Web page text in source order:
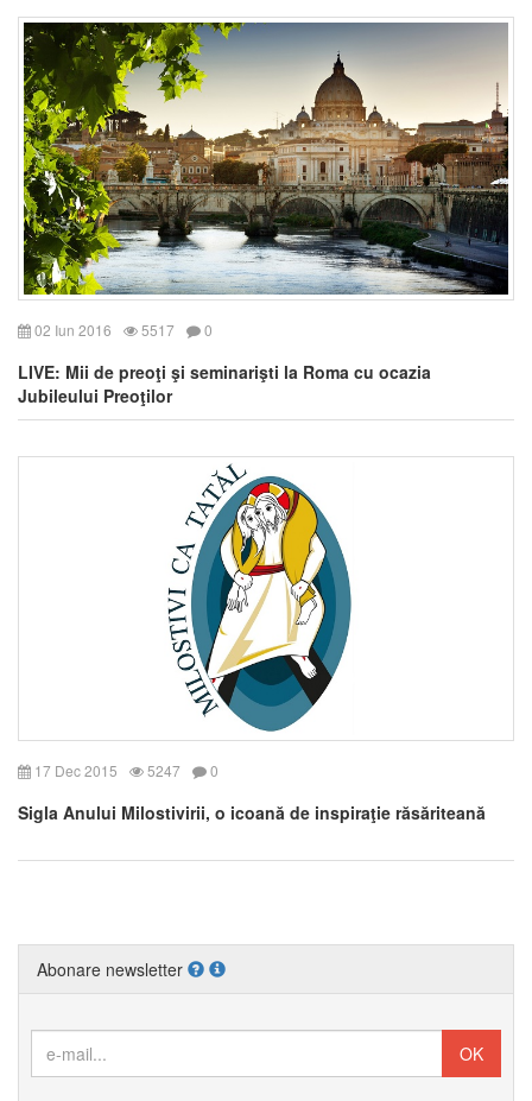
02 Iun 2016 5517 0
LIVE: Mii de preoţi şi seminarişti la Roma cu ocazia
Jubileului Preoţilor
17 Dec 2015 5247 0
Sigla Anului Milostivirii, o icoană de inspiraţie răsăriteană
Abonare newsletter